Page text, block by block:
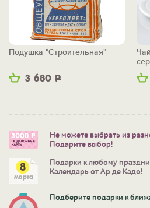
3 680 Р
Подушка "Строительная"
Не можете выбрать из
Подарите выбор!
Подарки к любому
Календарь от Ар де Кадо!
Подберите подарки к